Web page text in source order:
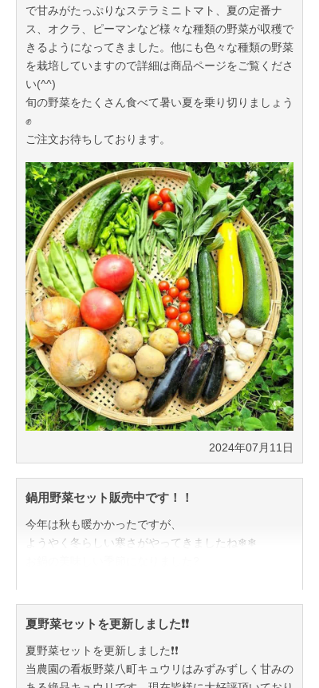
で甘みがたっぷりなステラミニトマト、夏の定番ナ
ス、オクラ、ピーマンなど様々な種類の野菜が収穫で
きるようになってきました。他にも色々な種類の野菜
を栽培していますので詳細は商品ページをご覧くださ
い(^^)
旬の野菜をたくさん食べて暑い夏を乗り切りましょう
✊
ご注文お待ちしております。
2024年07月11日
鍋用野菜セット販売中です！！
今年は秋も暖かかったですが、
ようやく冬らしい寒さがやってきましたね❄❄
寒い日にお鍋料理で芯から温まりましょう?
夏野菜セットを更新しました❗❗
夏野菜セットを更新しました❗❗
当農園の看板野菜八町キュウリはみずみずしく甘みの